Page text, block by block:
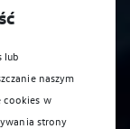
lub
naszym
cookies w
strony